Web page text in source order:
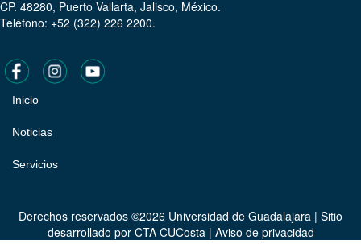
CP. 48280, Puerto Vallarta, Jalisco, México.
Teléfono: +52 (322) 226 2200.
Pie
de
página
Inicio
Noticias
Servicios
Derechos reservados ©2026 Universidad de Guadalajara | Sitio
desarrollado por CTA CUCosta| Aviso de privacidad